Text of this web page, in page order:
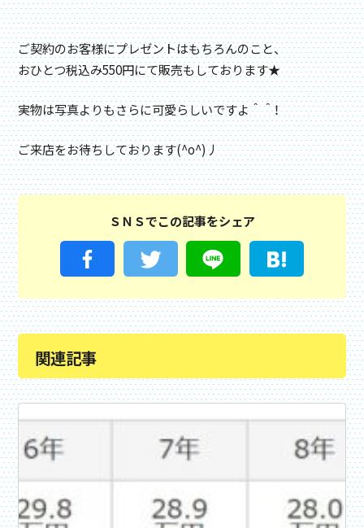
ご契約のお客様にプレゼントはもちろんのこと、
おひとつ税込み550円にて販売もしております★
実物は写真よりもさらに可愛らしいですよ＾＾！
ご来店をお待ちしております(^o^)丿
ＳＮＳでこの記事をシェア
関連記事